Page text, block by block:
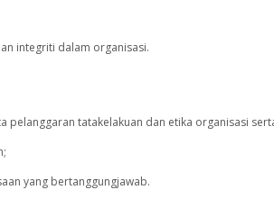
integriti dalam organisasi.
pelanggaran tatakelakuan dan etika organisasi
yang bertanggungjawab.